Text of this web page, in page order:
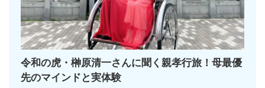
令和の虎・榊󠄀原清一さんに聞く親孝行旅！母最優
先のマインドと実体験